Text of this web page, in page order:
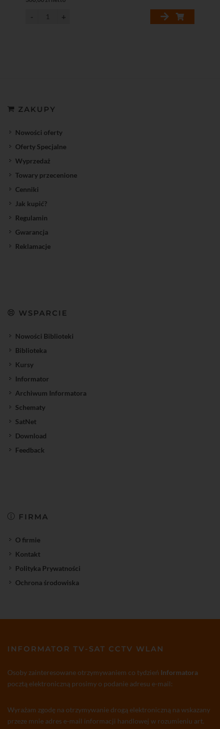
ZAKUPY
Nowości oferty
Oferty Specjalne
Wyprzedaż
Towary przecenione
Cenniki
Jak kupić?
Regulamin
Gwarancja
Reklamacje
WSPARCIE
Nowości Biblioteki
Biblioteka
Kursy
Informator
Archiwum Informatora
Schematy
SatNet
Download
Feedback
FIRMA
O firmie
Kontakt
Polityka Prywatności
Ochrona środowiska
INFORMATOR TV-SAT CCTV WLAN
Osoby zainteresowane otrzymywaniem co tydzień Informatora
pocztą elektroniczną prosimy o podanie adresu e-mail:
Wyrażam zgodę na otrzymywanie drogą elektroniczną na wskazany
przeze mnie adres e-mail informacji handlowej w rozumieniu art.